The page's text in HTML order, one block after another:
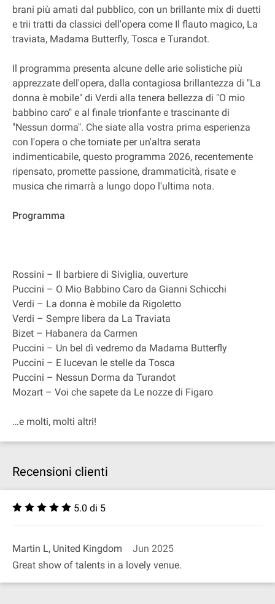
brani più amati dal pubblico, con un brillante mix di duetti
e trii tratti da classici dell'opera come Il flauto magico, La
traviata, Madama Butterfly, Tosca e Turandot.
Il programma presenta alcune delle arie solistiche più
apprezzate dell'opera, dalla contagiosa brillantezza di "La
donna è mobile" di Verdi alla tenera bellezza di "O mio
babbino caro" e al finale trionfante e trascinante di
"Nessun dorma". Che siate alla vostra prima esperienza
con l'opera o che torniate per un'altra serata
indimenticabile, questo programma 2026, recentemente
ripensato, promette passione, drammaticità, risate e
musica che rimarrà a lungo dopo l'ultima nota.
Programma
Rossini – Il barbiere di Siviglia, ouverture
Puccini – O Mio Babbino Caro da Gianni Schicchi
Verdi – La donna è mobile da Rigoletto
Verdi – Sempre libera da La Traviata
Bizet – Habanera da Carmen
Puccini – Un bel dì vedremo da Madama Butterfly
Puccini – E lucevan le stelle da Tosca
Puccini – Nessun Dorma da Turandot
Mozart – Voi che sapete da Le nozze di Figaro
…e molti, molti altri!
Recensioni clienti
5.0 di 5
Martin L, United Kingdom
Jun 2025
Great show of talents in a lovely venue.